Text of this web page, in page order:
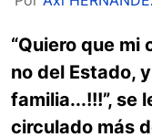
“Quiero que mi
no del Estado,
familia...!!!”, se
circulado más